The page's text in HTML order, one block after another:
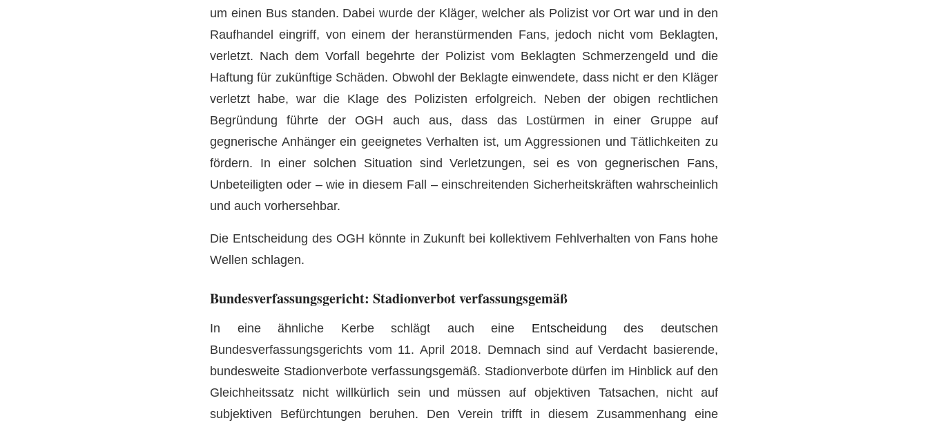
um einen Bus standen. Dabei wurde der Kläger, welcher als Polizist vor Ort war und in den
Raufhandel eingriff, von einem der heranstürmenden Fans, jedoch nicht vom Beklagten,
verletzt. Nach dem Vorfall begehrte der Polizist vom Beklagten Schmerzengeld und die
Haftung für zukünftige Schäden. Obwohl der Beklagte einwendete, dass nicht er den Kläger
verletzt habe, war die Klage des Polizisten erfolgreich. Neben der obigen rechtlichen
Begründung führte der OGH auch aus, dass das Lostürmen in einer Gruppe auf
gegnerische Anhänger ein geeignetes Verhalten ist, um Aggressionen und Tätlichkeiten zu
fördern. In einer solchen Situation sind Verletzungen, sei es von gegnerischen Fans,
Unbeteiligten oder – wie in diesem Fall – einschreitenden Sicherheitskräften wahrscheinlich
und auch vorhersehbar.
Die Entscheidung des OGH könnte in Zukunft bei kollektivem Fehlverhalten von Fans hohe
Wellen schlagen.
Bundesverfassungsgericht: Stadionverbot verfassungsgemäß
In eine ähnliche Kerbe schlägt auch eine Entscheidung des deutschen
Bundesverfassungsgerichts vom 11. April 2018. Demnach sind auf Verdacht basierende,
bundesweite Stadionverbote verfassungsgemäß. Stadionverbote dürfen im Hinblick auf den
Gleichheitssatz nicht willkürlich sein und müssen auf objektiven Tatsachen, nicht auf
subjektiven Befürchtungen beruhen. Den Verein trifft in diesem Zusammenhang eine